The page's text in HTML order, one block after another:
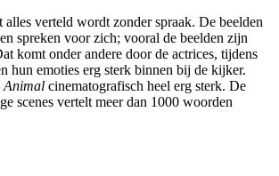
alles verteld wordt zonder spraak. De beelden
spreken voor zich; vooral de beelden zijn
komt onder andere door de actrices, tijdens
hun emoties erg sterk binnen bij de kijker.
Animal cinematografisch heel erg sterk. De
scenes vertelt meer dan 1000 woorden